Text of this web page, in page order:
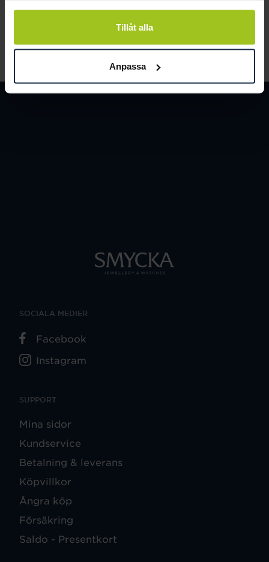
Tillåt alla
Anpassa
Autumn Icons – klockorna som fångar höstens
Upptäck Timeless Petite och Belle Oval Petite
Bangle i Mockbergs nya drop Autumn Icons.
SUPPORT
Mina sidor
Kundservice
Betalning & leverans
Köpvillkor
Ångra köp
Försäkring
Saldo - Presentkort
SOCIALA MEDIER
Facebook
Instagram